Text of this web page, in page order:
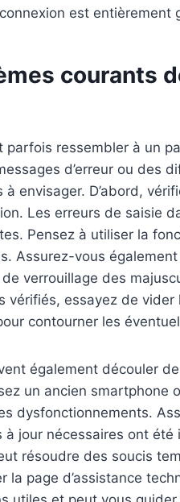
est
courants
parfois ressembler à un
d’erreur ou des
envisager. D’abord,
Les erreurs de saisie
Pensez à utiliser la
Assurez-vous
verrouillage des
vérifiés, essayez de
contourner les
également découler
un ancien smartphone
dysfonctionnements.
jour nécessaires ont été
résoudre des soucis
la page d’assistance